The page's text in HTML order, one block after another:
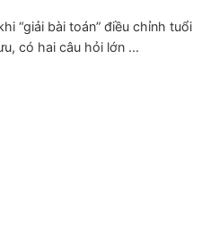
“giải bài toán” điều chỉnh tuổi
có hai câu hỏi lớn ...